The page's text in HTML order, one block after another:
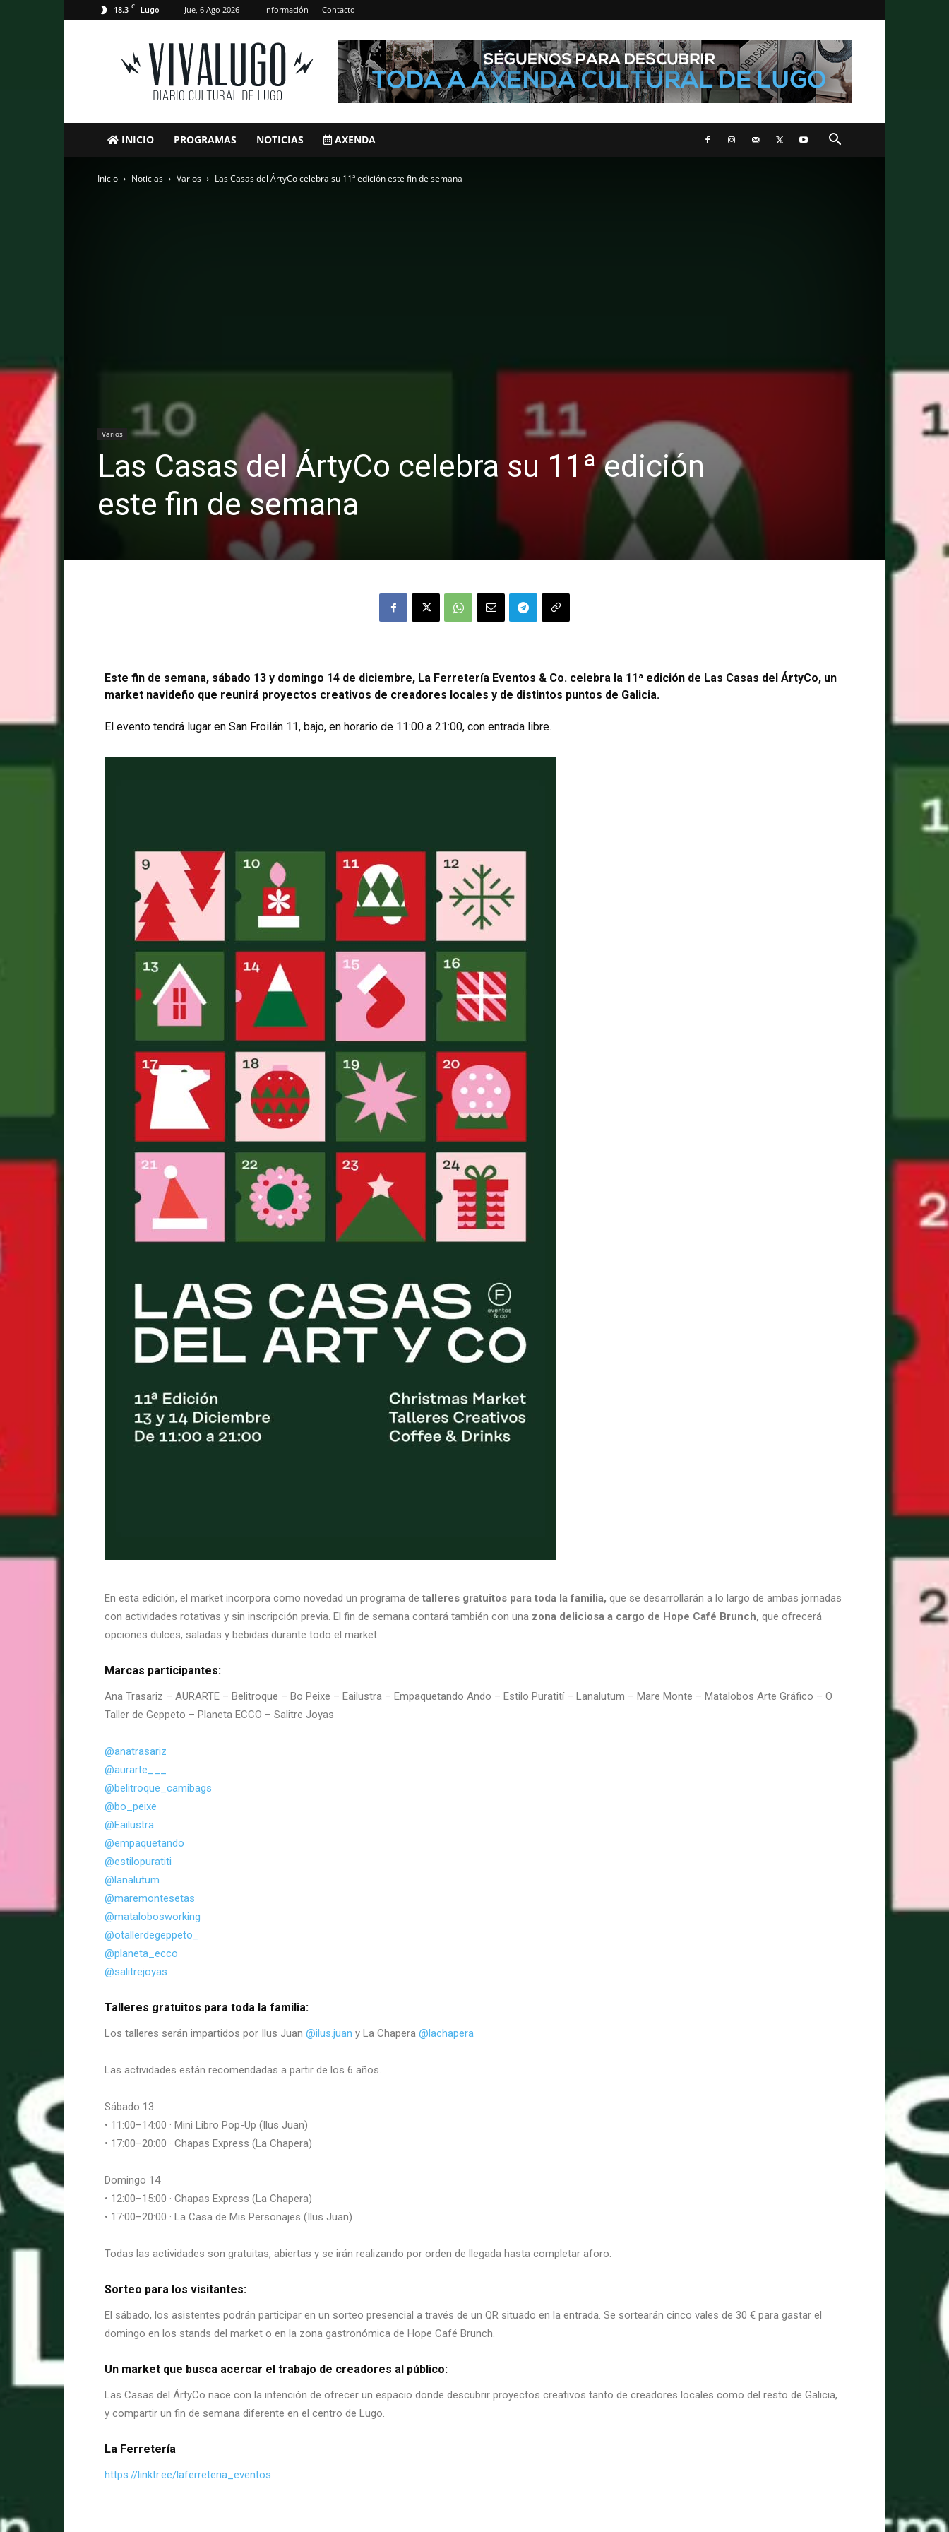
18.3 C Lugo Jue, 6 Ago 2026 Información Contacto
VivaLugo
INICIO PROGRAMAS NOTICIAS AXENDA
Inicio Noticias Varios Las Casas del ÁrtyCo celebra su 11ª edición este fin de semana
Varios
Las Casas del ÁrtyCo celebra su 11ª edición
este fin de semana
Este fin de semana, sábado 13 y domingo 14 de diciembre, La Ferretería Eventos & Co. celebra la 11ª edición de Las Casas del ÁrtyCo, un
market navideño que reunirá proyectos creativos de creadores locales y de distintos puntos de Galicia.
El evento tendrá lugar en San Froilán 11, bajo, en horario de 11:00 a 21:00, con entrada libre.
En esta edición, el market incorpora como novedad un programa de talleres gratuitos para toda la familia, que se desarrollarán a lo largo de ambas jornadas
con actividades rotativas y sin inscripción previa. El fin de semana contará también con una zona deliciosa a cargo de Hope Café Brunch, que ofrecerá
opciones dulces, saladas y bebidas durante todo el market.
Marcas participantes:
Ana Trasariz – AURARTE – Belitroque – Bo Peixe – Eailustra – Empaquetando Ando – Estilo Puratití – Lanalutum – Mare Monte – Matalobos Arte Gráfico – O
Taller de Geppeto – Planeta ECCO – Salitre Joyas
@anatrasariz
@aurarte___
@belitroque_camibags
@bo_peixe
@Eailustra
@empaquetando
@estilopuratiti
@lanalutum
@maremontesetas
@matalobosworking
@otallerdegeppeto_
@planeta_ecco
@salitrejoyas
Talleres gratuitos para toda la familia:
Los talleres serán impartidos por Ilus Juan @ilus.juan y La Chapera @lachapera
Las actividades están recomendadas a partir de los 6 años.
Sábado 13
• 11:00–14:00 · Mini Libro Pop-Up (Ilus Juan)
• 17:00–20:00 · Chapas Express (La Chapera)
Domingo 14
• 12:00–15:00 · Chapas Express (La Chapera)
• 17:00–20:00 · La Casa de Mis Personajes (Ilus Juan)
Todas las actividades son gratuitas, abiertas y se irán realizando por orden de llegada hasta completar aforo.
Sorteo para los visitantes:
El sábado, los asistentes podrán participar en un sorteo presencial a través de un QR situado en la entrada. Se sortearán cinco vales de 30 € para gastar el
domingo en los stands del market o en la zona gastronómica de Hope Café Brunch.
Un market que busca acercar el trabajo de creadores al público:
Las Casas del ÁrtyCo nace con la intención de ofrecer un espacio donde descubrir proyectos creativos tanto de creadores locales como del resto de Galicia,
y compartir un fin de semana diferente en el centro de Lugo.
La Ferretería
https://linktr.ee/laferreteria_eventos